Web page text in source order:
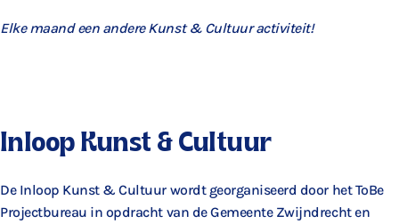
Elke maand een andere Kunst & Cultuur activiteit!
Inloop Kunst & Cultuur
De Inloop Kunst & Cultuur wordt georganiseerd door het ToBe
Projectbureau in opdracht van de Gemeente Zwijndrecht en